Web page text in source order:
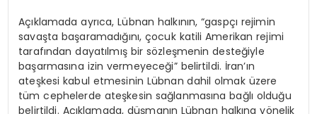
Açıklamada ayrıca, Lübnan halkının, “gaspçı rejimin
savaşta başaramadığını, çocuk katili Amerikan rejimi
tarafından dayatılmış bir sözleşmenin desteğiyle
başarmasına izin vermeyeceği” belirtildi. İran’ın
ateşkesi kabul etmesinin Lübnan dahil olmak üzere
tüm cephelerde ateşkesin sağlanmasına bağlı olduğu
belirtildi. Açıklamada, düşmanın Lübnan halkına yönelik